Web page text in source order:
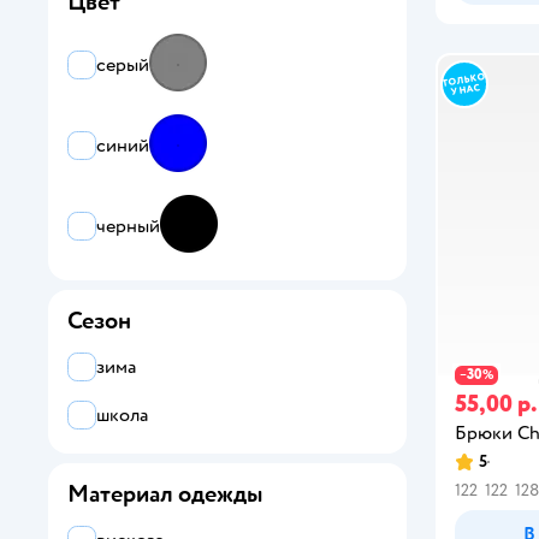
−30%
55,00 р.
Брюки
5
122 122 128
серый
синий
черный
Сезон
зима
школа
Материал одежды